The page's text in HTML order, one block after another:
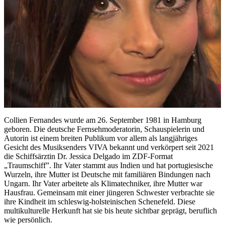
Collien Fernandes wurde am 26. September 1981 in Hamburg
geboren. Die deutsche Fernsehmoderatorin, Schauspielerin und
Autorin ist einem breiten Publikum vor allem als langjähriges
Gesicht des Musiksenders VIVA bekannt und verkörpert seit 2021
die Schiffsärztin Dr. Jessica Delgado im ZDF-Format
„Traumschiff”. Ihr Vater stammt aus Indien und hat portugiesische
Wurzeln, ihre Mutter ist Deutsche mit familiären Bindungen nach
Ungarn. Ihr Vater arbeitete als Klimatechniker, ihre Mutter war
Hausfrau. Gemeinsam mit einer jüngeren Schwester verbrachte sie
ihre Kindheit im schleswig-holsteinischen Schenefeld. Diese
multikulturelle Herkunft hat sie bis heute sichtbar geprägt, beruflich
wie persönlich.